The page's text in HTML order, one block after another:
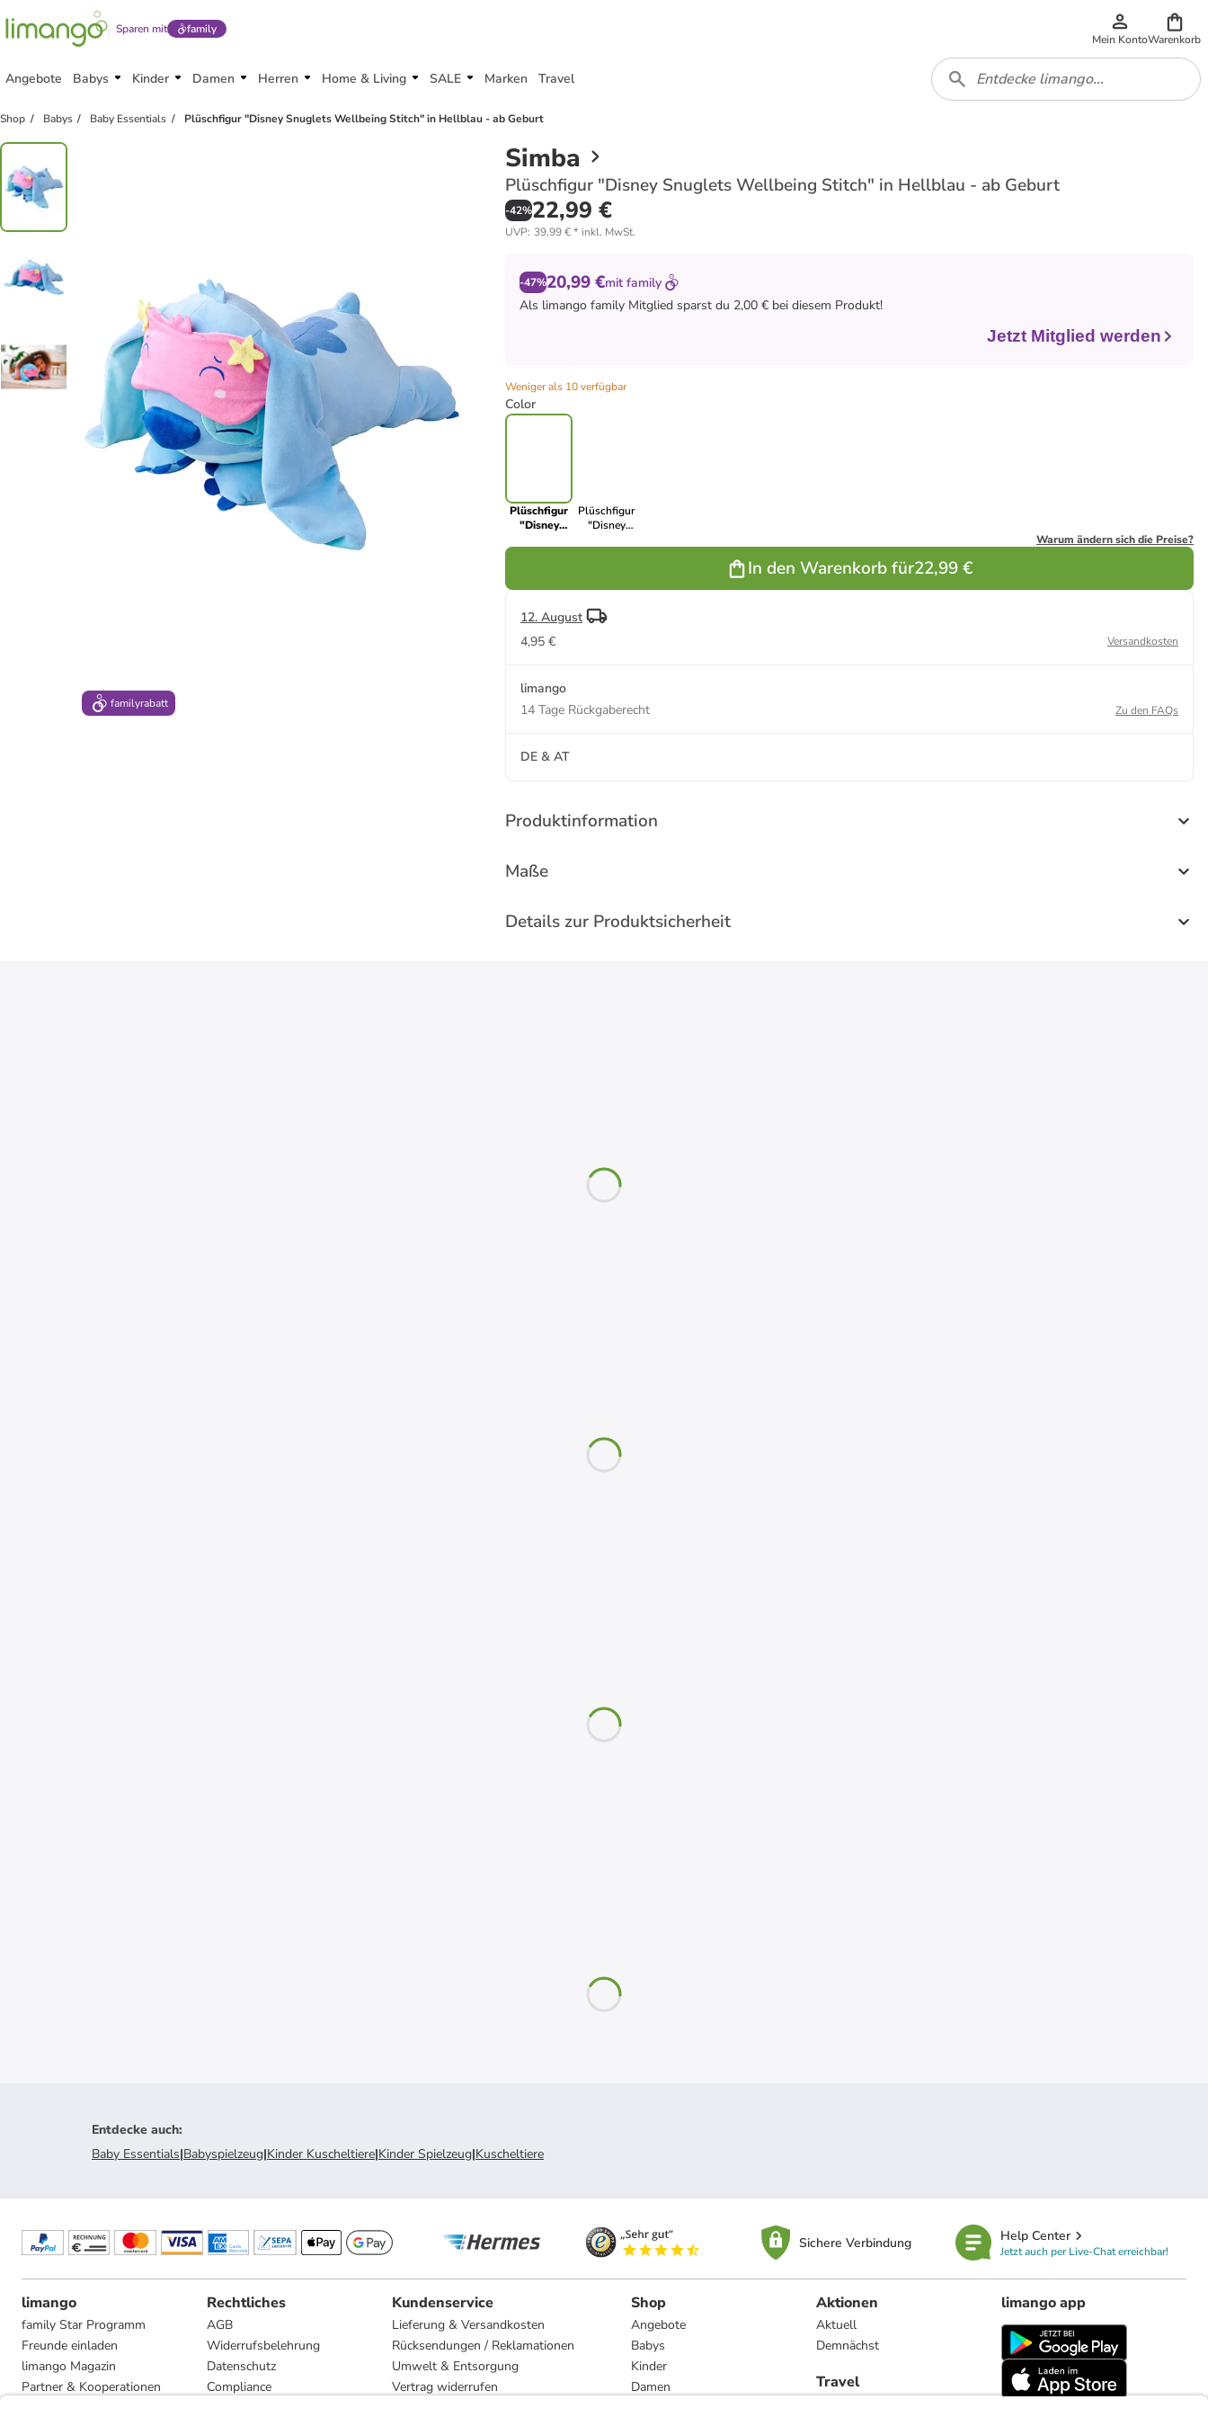
Sparen mit family
Mein KontoWarenkorb
Angebote Babys Kinder Damen Herren Home & Living SALE Marken Travel
Shop Babys Baby Essentials Plüschfigur "Disney Snuglets Wellbeing Stitch" in Hellblau - ab Geburt
family rabatt
familyrabatt
Simba
Plüschfigur "Disney Snuglets Wellbeing Stitch" in Hellblau - ab Geburt
-42%22,99 €
UVP: 39,99 €* inkl. MwSt.
-47%20,99 €mit family
Als limango family Mitglied sparst du 2,00 € bei diesem Produkt!
Jetzt Mitglied werden
Weniger als 10 verfügbar
Color
Plüschfigur
"Disney
Hellblau - ab
Plüschfigur
"Disney
(L)40 cm
Warum ändern sich die Preise?
In den Warenkorb für22,99 €
12. August
4,95 €
Versandkosten
limango
14 Tage Rückgaberecht
Zu den FAQs
DE & AT
Produktinformation
Maße
Details zur Produktsicherheit
Entdecke auch:
Baby Essentials|Babyspielzeug|Kinder Kuscheltiere|Kinder Spielzeug|Kuscheltiere
Sichere Verbindung Help Center
Jetzt auch per Live-Chat erreichbar!
limango
family Star Programm
Freunde einladen
limango Magazin
Partner & Kooperationen
Rechtliches
AGB
Widerrufsbelehrung
Datenschutz
Compliance
Kundenservice
Lieferung & Versandkosten
Rücksendungen / Reklamationen
Umwelt & Entsorgung
Vertrag widerrufen
Shop
Angebote
Babys
Kinder
Damen
Aktionen
Aktuell
Demnächst
Travel
limango app